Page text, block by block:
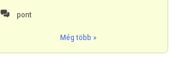
 pont
Még több »